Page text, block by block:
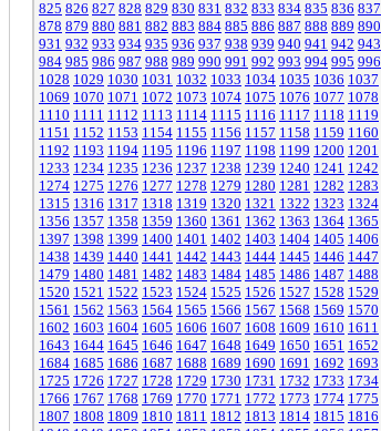
825 826 827 828 829 830 831 832 833 834 835 836 837
878 879 880 881 882 883 884 885 886 887 888 889 890
931 932 933 934 935 936 937 938 939 940 941 942 943
984 985 986 987 988 989 990 991 992 993 994 995 996
1028 1029 1030 1031 1032 1033 1034 1035 1036 1037
1069 1070 1071 1072 1073 1074 1075 1076 1077 1078
1110 1111 1112 1113 1114 1115 1116 1117 1118 1119
1151 1152 1153 1154 1155 1156 1157 1158 1159 1160
1192 1193 1194 1195 1196 1197 1198 1199 1200 1201
1233 1234 1235 1236 1237 1238 1239 1240 1241 1242
1274 1275 1276 1277 1278 1279 1280 1281 1282 1283
1315 1316 1317 1318 1319 1320 1321 1322 1323 1324
1356 1357 1358 1359 1360 1361 1362 1363 1364 1365
1397 1398 1399 1400 1401 1402 1403 1404 1405 1406
1438 1439 1440 1441 1442 1443 1444 1445 1446 1447
1479 1480 1481 1482 1483 1484 1485 1486 1487 1488
1520 1521 1522 1523 1524 1525 1526 1527 1528 1529
1561 1562 1563 1564 1565 1566 1567 1568 1569 1570
1602 1603 1604 1605 1606 1607 1608 1609 1610 1611
1643 1644 1645 1646 1647 1648 1649 1650 1651 1652
1684 1685 1686 1687 1688 1689 1690 1691 1692 1693
1725 1726 1727 1728 1729 1730 1731 1732 1733 1734
1766 1767 1768 1769 1770 1771 1772 1773 1774 1775
1807 1808 1809 1810 1811 1812 1813 1814 1815 1816